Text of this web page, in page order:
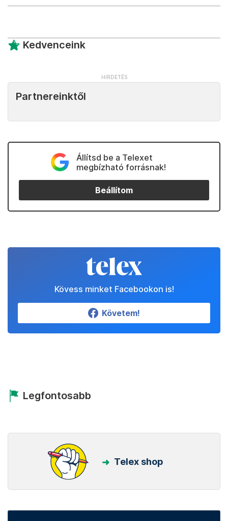
Kedvenceink
Partnereinktől
Állítsd be a Telexet
megbízható forrásnak!
Beállítom
Kövess minket Facebookon is!
Követem!
Legfontosabb
Telex shop